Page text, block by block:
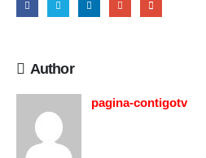
Author
pagina-contigotv